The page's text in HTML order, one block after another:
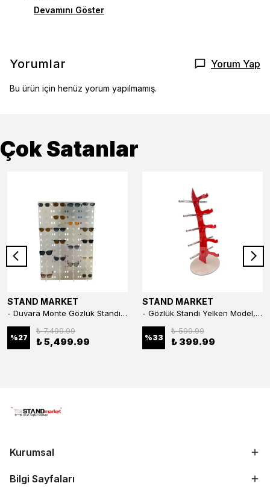
Devamını Göster
Yorumlar Yorum Yap
Bu ürün için henüz yorum yapılmamış.
Çok Satanlar
STAND MARKET
- Duvara Monte Gözlük Standı 56'li Pleksi Glass | 99x67 cm Gözlük Teşhir Standı
%27
₺ 7,499.99
₺ 5,499.99
STAND MARKET
- Gözlük Standı Yelken Model, 5 Gözlük Kapasiteli Standı Kırmızı
%33
₺ 599.99
₺ 399.99
Kurumsal
Bilgi Sayfaları